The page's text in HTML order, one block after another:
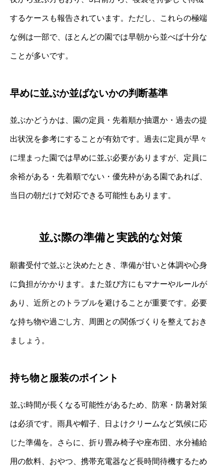
するケースも報告されています。ただし、これらの極端
な例は一部で、ほとんどの園では早朝から並べば十分な
ことが多いです。
早めに並ぶか並ばないかの判断基準
並ぶかどうかは、園の定員・先着順か抽選か・過去の提
出状況を参考にすることが有効です。過去に定員が早々
に埋まった園では早めに並ぶ必要がありますが、定員に
余裕がある・先着順でない・優先枠がある園であれば、
当日の朝だけで対応できる可能性もあります。
並ぶ際の準備と実践的な対策
願書受付で並ぶと決めたとき、準備が甘いと体調や心身
に負担がかかります。また並び方にもマナーやルールが
あり、近所とのトラブルを避けることが重要です。必要
な持ち物や過ごし方、周囲との関係づくりを整えておき
ましょう。
持ち物と服装のポイント
並ぶ時間が長くなる可能性があるため、防寒・防暑対策
は必須です。雨具や帽子、日よけクリームなど気候に応
じた準備を。さらに、折り畳み椅子や座布団、水分補給
用の飲料、おやつ、携帯充電器など長時間待機するため